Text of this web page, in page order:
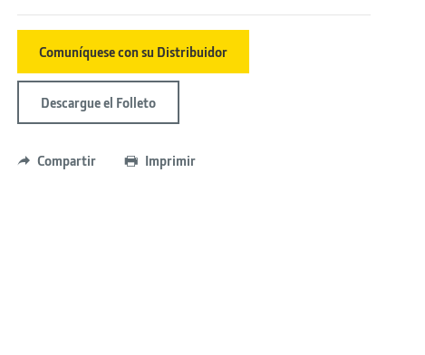
Comuníquese con su Distribuidor
Descargue el Folleto
Compartir Imprimir